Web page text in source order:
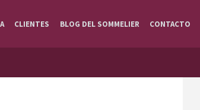
CLIENTES BLOG DEL SOMMELIER CONTACTO